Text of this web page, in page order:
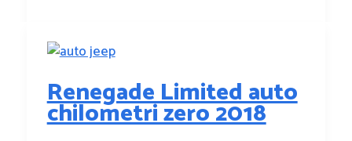
Renegade Limited auto
chilometri zero 2018